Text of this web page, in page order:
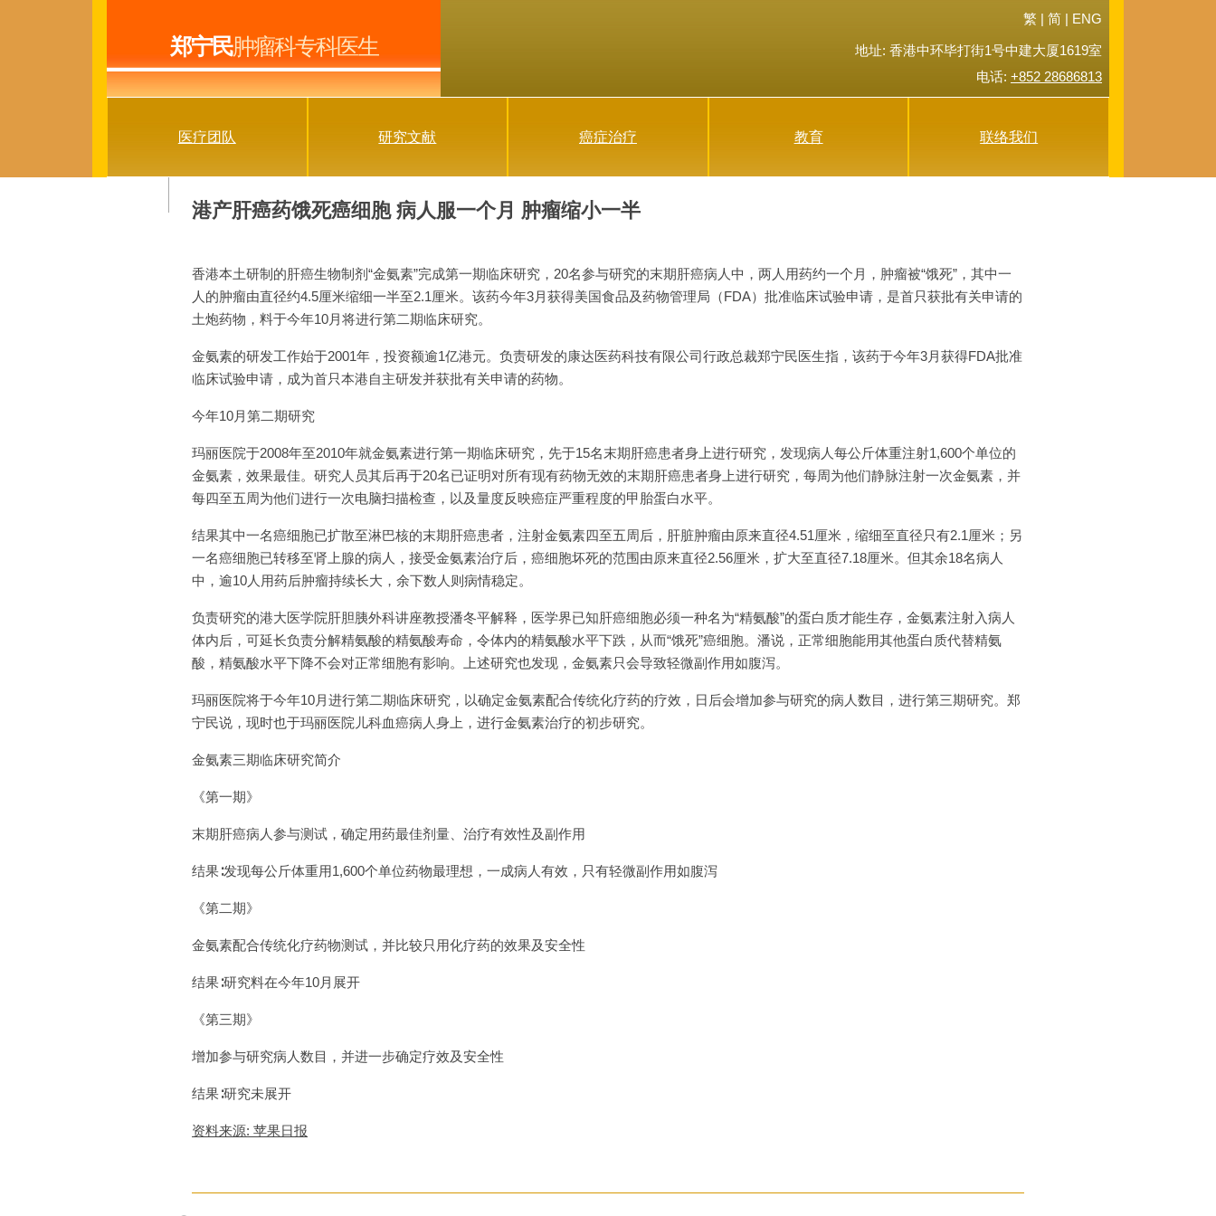
郑宁民肿瘤科专科医生
繁 | 简 | ENG
地址: 香港中环毕打街1号中建大厦1619室
电话: +852 28686813
医疗团队 研究文献 癌症治疗 教育 联络我们
港产肝癌药饿死癌细胞 病人服一个月 肿瘤缩小一半
香港本土研制的肝癌生物制剂“金氨素”完成第一期临床研究，20名参与研究的末期肝癌病人中，两人用药约一个月，肿瘤被“饿死”，其中一
人的肿瘤由直径约4.5厘米缩细一半至2.1厘米。该药今年3月获得美国食品及药物管理局（FDA）批准临床试验申请，是首只获批有关申请的
土炮药物，料于今年10月将进行第二期临床研究。
金氨素的研发工作始于2001年，投资额逾1亿港元。负责研发的康达医药科技有限公司行政总裁郑宁民医生指，该药于今年3月获得FDA批准
临床试验申请，成为首只本港自主研发并获批有关申请的药物。
今年10月第二期研究
玛丽医院于2008年至2010年就金氨素进行第一期临床研究，先于15名末期肝癌患者身上进行研究，发现病人每公斤体重注射1,600个单位的
金氨素，效果最佳。研究人员其后再于20名已证明对所有现有药物无效的末期肝癌患者身上进行研究，每周为他们静脉注射一次金氨素，并
每四至五周为他们进行一次电脑扫描检查，以及量度反映癌症严重程度的甲胎蛋白水平。
结果其中一名癌细胞已扩散至淋巴核的末期肝癌患者，注射金氨素四至五周后，肝脏肿瘤由原来直径4.51厘米，缩细至直径只有2.1厘米；另
一名癌细胞已转移至肾上腺的病人，接受金氨素治疗后，癌细胞坏死的范围由原来直径2.56厘米，扩大至直径7.18厘米。但其余18名病人
中，逾10人用药后肿瘤持续长大，余下数人则病情稳定。
负责研究的港大医学院肝胆胰外科讲座教授潘冬平解释，医学界已知肝癌细胞必须一种名为“精氨酸”的蛋白质才能生存，金氨素注射入病人
体内后，可延长负责分解精氨酸的精氨酸寿命，令体内的精氨酸水平下跌，从而“饿死”癌细胞。潘说，正常细胞能用其他蛋白质代替精氨
酸，精氨酸水平下降不会对正常细胞有影响。上述研究也发现，金氨素只会导致轻微副作用如腹泻。
玛丽医院将于今年10月进行第二期临床研究，以确定金氨素配合传统化疗药的疗效，日后会增加参与研究的病人数目，进行第三期研究。郑
宁民说，现时也于玛丽医院儿科血癌病人身上，进行金氨素治疗的初步研究。
金氨素三期临床研究简介
《第一期》
末期肝癌病人参与测试，确定用药最佳剂量、治疗有效性及副作用
结果∶发现每公斤体重用1,600个单位药物最理想，一成病人有效，只有轻微副作用如腹泻
《第二期》
金氨素配合传统化疗药物测试，并比较只用化疗药的效果及安全性
结果∶研究料在今年10月展开
《第三期》
增加参与研究病人数目，并进一步确定疗效及安全性
结果∶研究未展开
资料来源: 苹果日报